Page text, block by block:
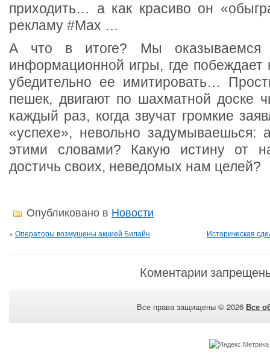
приходить… а как красиво он
рекламу #Max …
А что в итоге? Мы оказываемся
информационной игры, где
убедительно ее имитировать…
пешек, двигают по шахматной доске
каждый раз, когда звучат громкие
«успехе», невольно задумываешься:
этими словами? Какую истину от
достичь своих, неведомых нам целей?
Опубликовано в Новости
« Операторы возмущены акцией Билайн Историческая
Коментарии
Все права защищены © 2026 Все